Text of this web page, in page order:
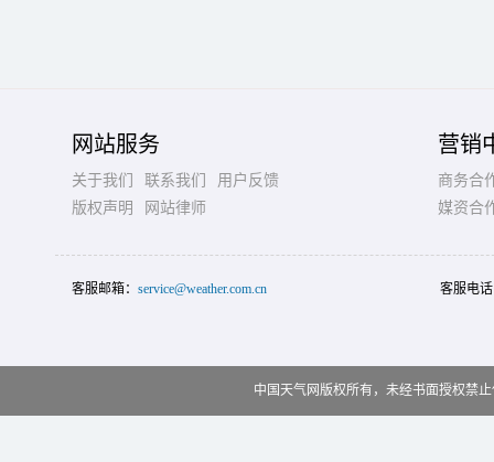
网站服务
关于我们 联系我们
用户反馈
版权声明
网站律师
营销
商务合
媒资合
客服邮箱： service@weather.com.cn 客服电
中国天气网版权所有，未经书面授权